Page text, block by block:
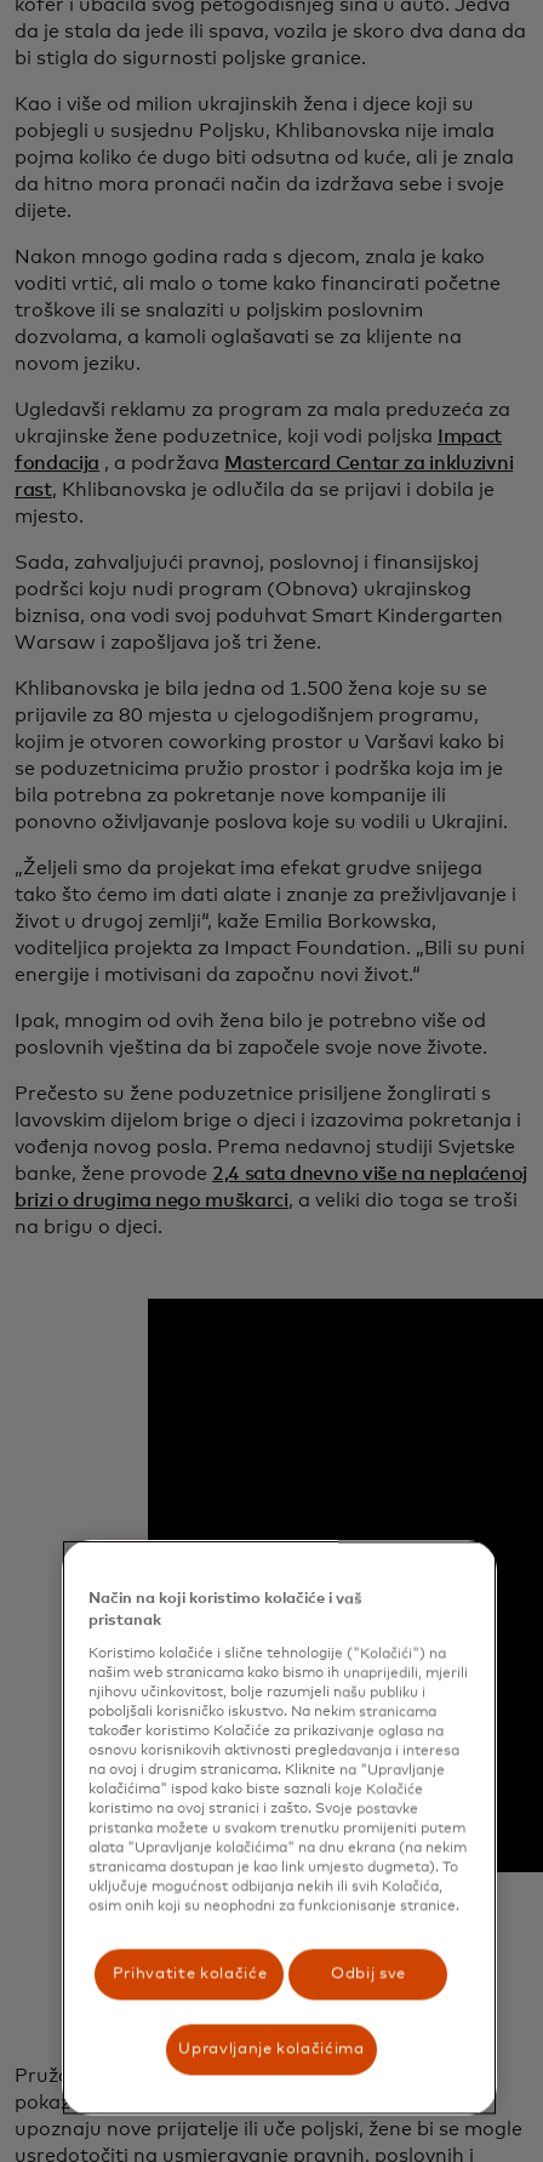
kofer i ubacila svog petogodišnjeg sina u auto. Jedva
da je stala da jede ili spava, vozila je skoro dva dana da
bi stigla do sigurnosti poljske granice.
Kao i više od milion ukrajinskih žena i djece koji su
pobjegli u susjednu Poljsku, Khlibanovska nije imala
pojma koliko će dugo biti odsutna od kuće, ali je znala
da hitno mora pronaći način da izdržava sebe i svoje
dijete.
Nakon mnogo godina rada s djecom, znala je kako
voditi vrtić, ali malo o tome kako financirati početne
troškove ili se snalaziti u poljskim poslovnim
dozvolama, a kamoli oglašavati se za klijente na
novom jeziku.
Ugledavši reklamu za program za mala preduzeća za
ukrajinske žene poduzetnice, koji vodi poljska
Impact
fondacija , a podržava Mastercard Centar za inkluzivni
rast, Khlibanovska je odlučila da se prijavi i dobila je
mjesto.
Sada, zahvaljujući pravnoj, poslovnoj i finansijskoj
podršci koju nudi program (Obnova) ukrajinskog
biznisa, ona vodi svoj poduhvat Smart Kindergarten
Warsaw i zapošljava još tri žene.
Khlibanovska je bila jedna od 1.500 žena koje su se
prijavile za 80 mjesta u cjelogodišnjem programu,
kojim je otvoren coworking prostor u Varšavi kako bi
se poduzetnicima pružio prostor i podrška koja im je
bila potrebna za pokretanje nove kompanije ili
ponovno oživljavanje poslova koje su vodili u Ukrajini.
„Željeli smo da projekat ima efekat grudve snijega
tako što ćemo im dati alate i znanje za preživljavanje i
život u drugoj zemlji“, kaže Emilia Borkowska,
voditeljica projekta za Impact Foundation. „Bili su puni
energije i motivisani da započnu novi život.“
Ipak, mnogim od ovih žena bilo je potrebno više od
poslovnih vještina da bi započele svoje nove živote.
Prečesto su žene poduzetnice prisiljene žonglirati s
lavovskim dijelom brige o djeci i izazovima pokretanja i
vođenja novog posla. Prema nedavnoj studiji Svjetske
banke, žene provode 2,4 sata dnevno više na neplaćenoj
brizi o drugima nego muškarci, a veliki dio toga se troši
na brigu o djeci.
Pružanje besplatnog čuvanja djece u centru brzo se
pokazalo prekretnicom. Dok njihova djeca sigurno
upoznaju nove prijatelje ili uče poljski, žene bi se mogle
usredotočiti na usmjeravanje pravnih, poslovnih i
Način na koji koristimo kolačiće i vaš
pristanak
Koristimo kolačiće i slične tehnologije ("Kolačići") na
našim web stranicama kako bismo ih unaprijedili, mjerili
njihovu učinkovitost, bolje razumjeli našu publiku i
poboljšali korisničko iskustvo. Na nekim stranicama
također koristimo Kolačiće za prikazivanje oglasa na
osnovu korisnikovih aktivnosti pregledavanja i interesa
na ovoj i drugim stranicama. Kliknite na "Upravljanje
kolačićima" ispod kako biste saznali koje Kolačiće
koristimo na ovoj stranici i zašto. Svoje postavke
pristanka možete u svakom trenutku promijeniti putem
alata "Upravljanje kolačićima" na dnu ekrana (na nekim
stranicama dostupan je kao link umjesto dugmeta). To
uključuje mogućnost odbijanja nekih ili svih Kolačića,
osim onih koji su neophodni za funkcionisanje stranice.
Prihvatite kolačiće Odbij sve
Upravljanje kolačićima